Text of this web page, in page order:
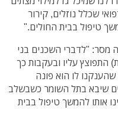
שכלל נוזלים, קירור
טיפול בבית החולים."
מסר: "לדברי השכנים בני
התפוצץ עליו ובעקבות כך
שהענקנו לו הוא פונה
שיבא בתל השומר כשבשלב
אותו להמשך טיפול בבית